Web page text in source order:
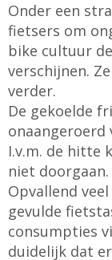
Onder een
fietsers om
bike cultuur
verschijnen.
verder.
De gekoelde
onaangeroerd
I.v.m. de hitte
niet doorgaan.
Opvallend
gevulde
consumpties
duidelijk dat